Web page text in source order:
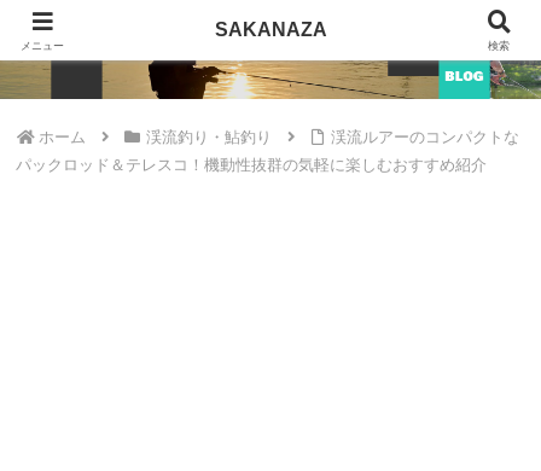
SAKANAZA
ホーム 渓流釣り・鮎釣り
渓流ルアーのコンパクトな
パックロッド＆テレスコ！機動性抜群の気軽に楽しむおすすめ紹介
メニュー
SAKANAZA
検索